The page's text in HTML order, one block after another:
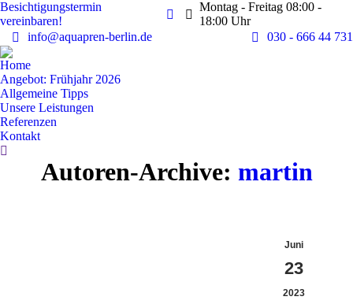
Besichtigungstermin
vereinbaren!
info@aquapren-berlin.de
Montag - Freitag 08:00 -
18:00 Uhr
030 - 666 44 731
Home
Angebot: Frühjahr 2026
Allgemeine Tipps
Unsere Leistungen
Referenzen
Kontakt
Search:
Autoren-Archive: martin
Juni
23
2023